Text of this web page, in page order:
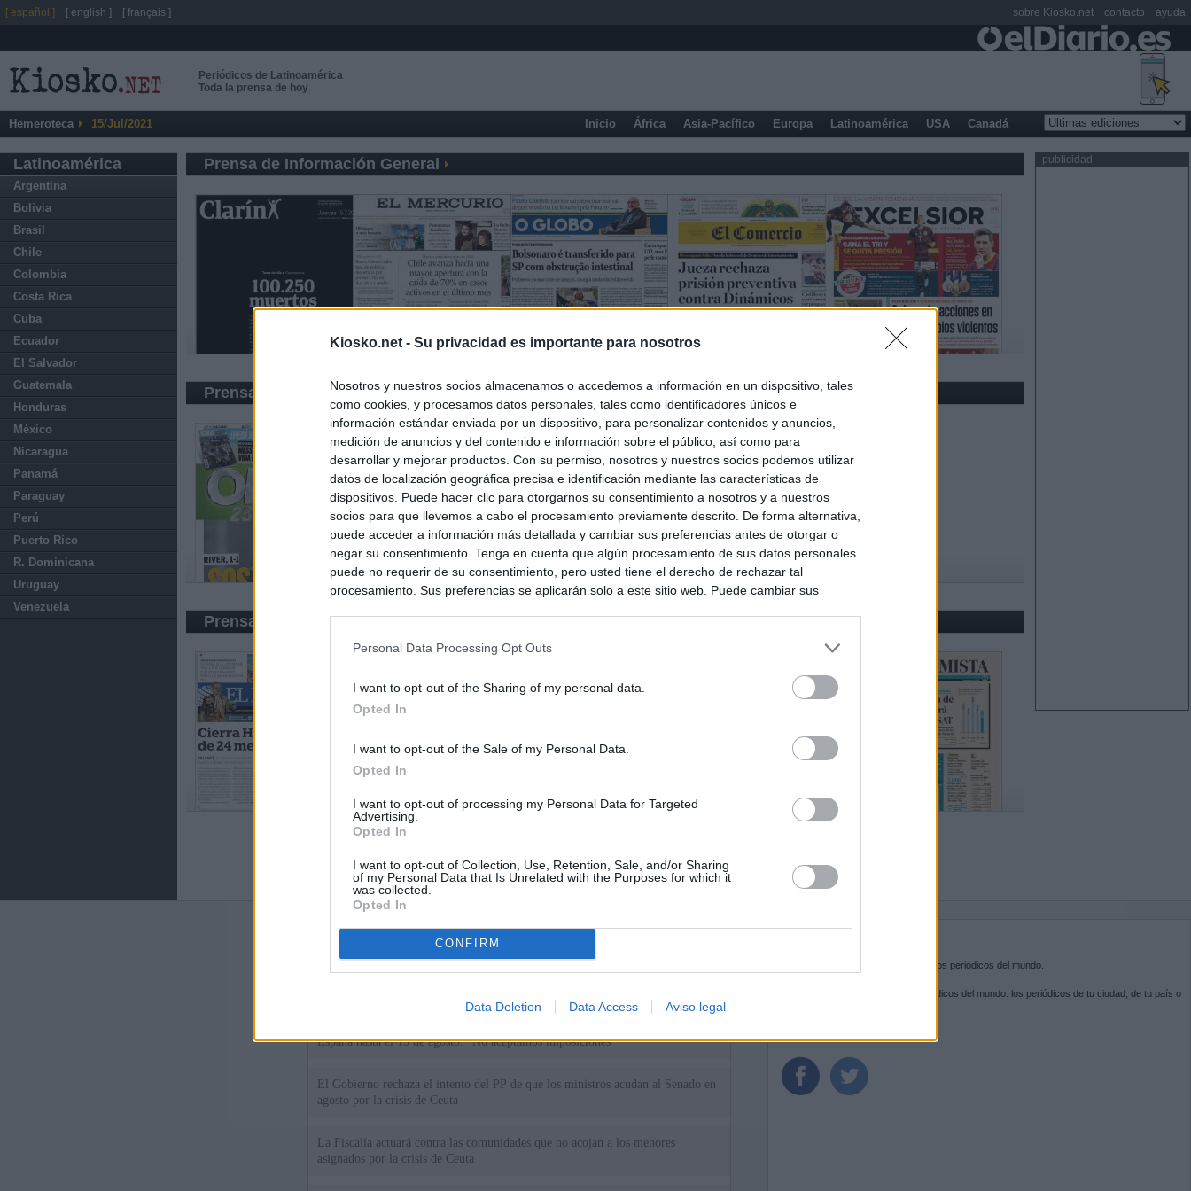
Kiosko.net - Su privacidad es importante para nosotros
Nosotros y nuestros socios almacenamos o accedemos a información en un dispositivo, tales
como cookies, y procesamos datos personales, tales como identificadores únicos e
información estándar enviada por un dispositivo, para personalizar contenidos y anuncios,
medición de anuncios y del contenido e información sobre el público, así como para
desarrollar y mejorar productos. Con su permiso, nosotros y nuestros socios podemos utilizar
datos de localización geográfica precisa e identificación mediante las características de
dispositivos. Puede hacer clic para otorgarnos su consentimiento a nosotros y a nuestros
socios para que llevemos a cabo el procesamiento previamente descrito. De forma alternativa,
puede acceder a información más detallada y cambiar sus preferencias antes de otorgar o
negar su consentimiento. Tenga en cuenta que algún procesamiento de sus datos personales
puede no requerir de su consentimiento, pero usted tiene el derecho de rechazar tal
procesamiento. Sus preferencias se aplicarán solo a este sitio web. Puede cambiar sus
Personal Data Processing Opt Outs
I want to opt-out of the Sharing of my personal data.
Opted In
I want to opt-out of the Sale of my Personal Data.
Opted In
I want to opt-out of processing my Personal Data for Targeted
Advertising.
Opted In
I want to opt-out of Collection, Use, Retention, Sale, and/or Sharing
of my Personal Data that Is Unrelated with the Purposes for which it
was collected.
Opted In
CONFIRM
Data Deletion Data Access Aviso legal
Periódicos de Latinoamérica
Toda la prensa de hoy
Hemeroteca 15/Jul/2021 Inicio África Asia-Pacífico Europa Latinoamérica USA Canadá
Latinoamérica
Argentina
Bolivia
Brasil
Chile
Colombia
Costa Rica
Cuba
Ecuador
El Salvador
Guatemala
Honduras
México
Nicaragua
Panamá
Paraguay
Perú
Puerto Rico
R. Dominicana
Uruguay
Venezuela
publicidad
Prensa de Información General
Prensa Deportiva
Prensa Económica
Últimas noticias
España hasta el 15 de agosto: "No aceptamos imposiciones"
El Gobierno rechaza el intento del PP de que los ministros acudan al Senado en
agosto por la crisis de Ceuta
La Fiscalía actuará contra las comunidades que no acojan a los menores
asignados por la crisis de Ceuta
es la puerta de entrada a los periódicos del mundo.
Navega por las portadas de los periódicos del mundo: los periódicos de tu ciudad, de tu país o
[ español ] [ english ] [ français ] sobre Kiosko.net contacto ayuda